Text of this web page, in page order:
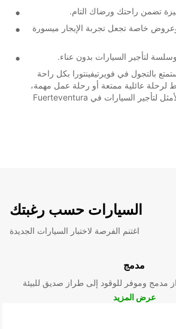
تضمن راحتك ورضاك التام.
خاصة تجعل تجربة الإيجار ميسورة
لتأجير السيارات بدون عناء.
بالتجول في فويرتيفينتورا بكل راحة
عائلية ممتعة أو رحلة عمل مهمة،
Europcar هي الخيار الأمثل لتأجير السيارات في Fuerteventura
السيارات حسب رغبتك
اغتنم الفرصة لاختبار السيارات الجديدة
مدمج
مدمج وموفر للوقود إلى طراز صديق للبيئة
عرض المزيد